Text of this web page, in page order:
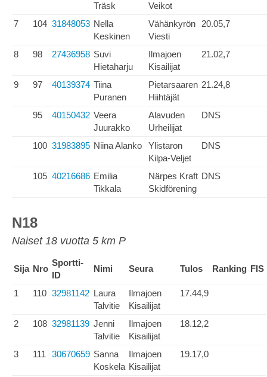
Träsk
Veikot
7 104 31848053 Nella
Keskinen
Vähänkyrön
Viesti
20.05,7
8 98 27436958 Suvi
Hietaharju
Ilmajoen
Kisailijat
21.02,7
9 97 40139374 Tiina
Puranen
Pietarsaaren
Hiihtäjät
21.24,8
95 40150432 Veera
Juurakko
Alavuden
Urheilijat
DNS
100 31983895 Niina Alanko
Ylistaron
Kilpa-Veljet
DNS
105 40216686 Emilia
Tikkala
Närpes Kraft
Skidförening
DNS
N18
Naiset 18 vuotta 5 km P
Sija Nro
Sportti-
ID
Nimi Seura Tulos Ranking FIS
1 110 32981142 Laura
Talvitie
Ilmajoen
Kisailijat
17.44,9
2 108 32981139 Jenni
Talvitie
Ilmajoen
Kisailijat
18.12,2
3 111 30670659 Sanna
Koskela
Ilmajoen
Kisailijat
19.17,0